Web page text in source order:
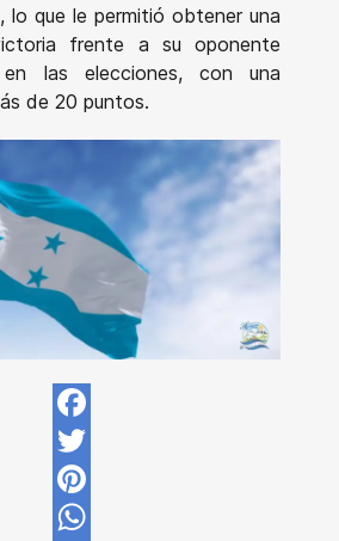
lo que le permitió obtener una
frente a su oponente
las elecciones, con una
de 20 puntos.
Facebook
Twitter
Pinterest